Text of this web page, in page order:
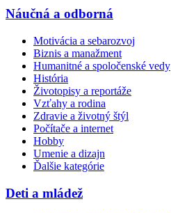
Náučná a odborná
Motivácia a sebarozvoj
Biznis a manažment
Humanitné a spoločenské vedy
História
Životopisy a reportáže
Vzťahy a rodina
Zdravie a životný štýl
Počítače a internet
Hobby
Umenie a dizajn
Ďalšie kategórie
Deti a mládež